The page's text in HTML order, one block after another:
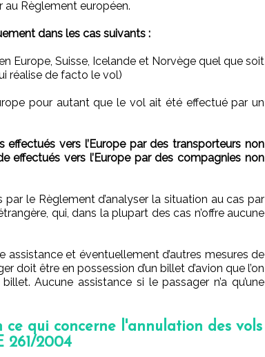
Règlement européen.
dans les cas suivants :
Europe, Suisse, Icelande et Norvège quel que soit
réalise de facto le vol)
pour autant que le vol ait été effectué par un
vers l’Europe par des transporteurs non
effectués vers l’Europe par des compagnies non
le Règlement d’analyser la situation au cas par
qui, dans la plupart des cas n’offre aucune
assistance et éventuellement d’autres mesures de
doit être en possession d’un billet d’avion que l’on
Aucune assistance si le passager n’a qu’une
ce qui concerne l'annulation des vols
261/2004